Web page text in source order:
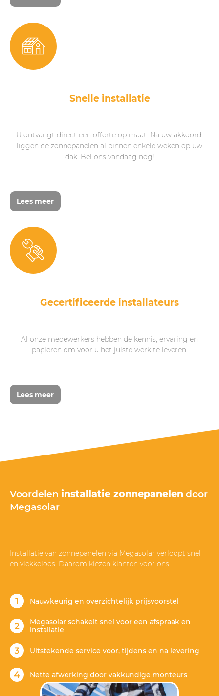
Snelle installatie
U ontvangt direct een offerte op maat. Na uw akkoord,
liggen de zonnepanelen al binnen enkele weken op uw
dak. Bel ons vandaag nog!
Lees meer
Gecertificeerde installateurs
Al onze medewerkers hebben de kennis, ervaring en
papieren om voor u het juiste werk te leveren.
Lees meer
Voordelen installatie zonnepanelen door
Megasolar
Installatie van zonnepanelen via Megasolar verloopt snel
en vlekkeloos. Daarom kiezen klanten voor ons:
Nauwkeurig en overzichtelijk prijsvoorstel
Megasolar schakelt snel voor een afspraak en
installatie
Uitstekende service voor, tijdens en na levering
Nette afwerking door vakkundige monteurs